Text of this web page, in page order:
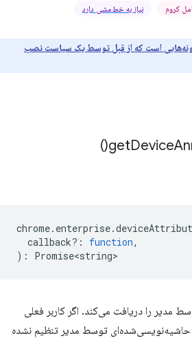
کروم نیاز به خط‌مشی دارد
است که از قبل توسط یک سیاست نصب
getDevice
)
chrome. enterprise.
callback? : function,
) : Promise<string>
مدیر را دریافت می‌کند. اگر کاربر فعلی
حاشیه‌نویسی‌شده‌ای توسط مدیر تنظیم نشده